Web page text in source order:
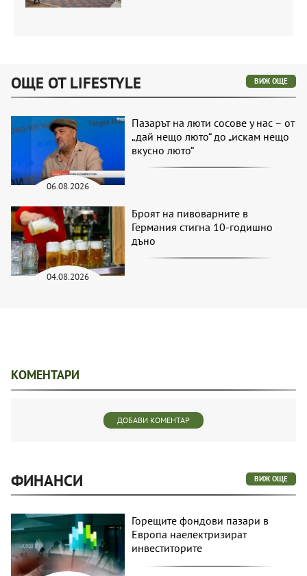
ОЩЕ ОТ LIFESTYLE ВИЖ ОЩЕ
06.08.2026
Пазарът на люти сосове у нас – от
„дай нещо люто“ до „искам нещо
вкусно люто“
04.08.2026
Броят на пивоварните в
Германия стигна 10-годишно
дъно
КОМЕНТАРИ
ДОБАВИ КОМЕНТАР
ФИНАНСИ ВИЖ ОЩЕ
Горещите фондови пазари в
Европа наелектризират
инвеститорите